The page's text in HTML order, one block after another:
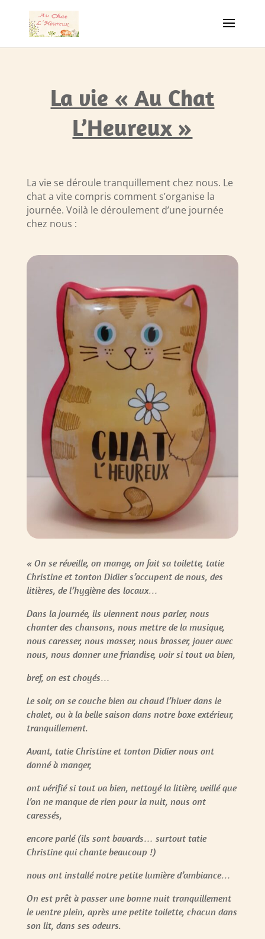
La vie « Au Chat
L’Heureux »
La vie se déroule tranquillement chez nous. Le
chat a vite compris comment s’organise la
journée. Voilà le déroulement d’une journée
chez nous :
« On se réveille, on mange, on fait sa toilette, tatie
Christine et tonton Didier s’occupent de nous, des
litières, de l’hygiène des locaux…
Dans la journée, ils viennent nous parler, nous
chanter des chansons, nous mettre de la musique,
nous caresser, nous masser, nous brosser, jouer avec
nous, nous donner une friandise, voir si tout va bien,
bref, on est choyés…
Le soir, on se couche bien au chaud l’hiver dans le
chalet, ou à la belle saison dans notre boxe extérieur,
tranquillement.
Avant, tatie Christine et tonton Didier nous ont
donné à manger,
ont vérifié si tout va bien, nettoyé la litière, veillé que
l’on ne manque de rien pour la nuit, nous ont
caressés,
encore parlé (ils sont bavards… surtout tatie
Christine qui chante beaucoup !)
nous ont installé notre petite lumière d’ambiance…
On est prêt à passer une bonne nuit tranquillement
le ventre plein, après une petite toilette, chacun dans
son lit, dans ses odeurs.